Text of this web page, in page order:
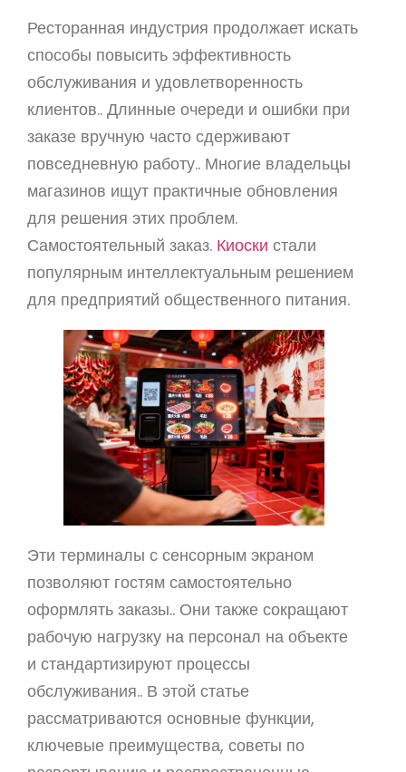
Ресторанная индустрия продолжает искать
способы повысить эффективность
обслуживания и удовлетворенность
клиентов.. Длинные очереди и ошибки при
заказе вручную часто сдерживают
повседневную работу.. Многие владельцы
магазинов ищут практичные обновления
для решения этих проблем.
Самостоятельный заказ. Киоски стали
популярным интеллектуальным решением
для предприятий общественного питания.
Эти терминалы с сенсорным экраном
позволяют гостям самостоятельно
оформлять заказы.. Они также сокращают
рабочую нагрузку на персонал на объекте
и стандартизируют процессы
обслуживания.. В этой статье
рассматриваются основные функции,
ключевые преимущества, советы по